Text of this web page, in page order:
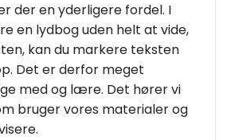
der en yderligere fordel. I
en lydbog uden helt at vide,
kan du markere teksten
Det er derfor meget
med og lære. Det hører vi
bruger vores materialer og